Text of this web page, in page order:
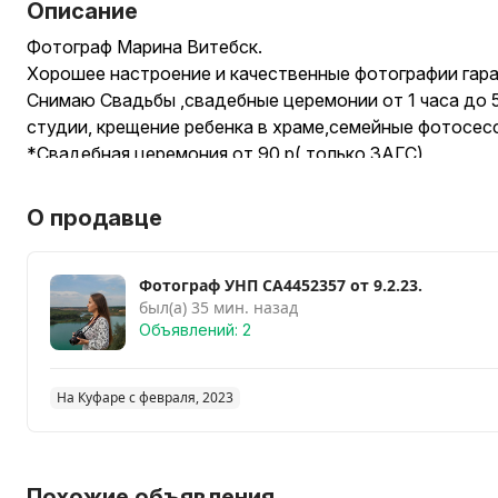
Описание
Фотограф Марина Витебск.
Хорошее настроение и качественные фотографии
Снимаю Свадьбы ,свадебные церемонии от 1 часа до
студии, крещение ребенка в храме,семейные
*Свадебная церемония от 90 р( только ЗАГС)
*Крещение ребенка -130 р.
*Съёмка в студии - бронь и оплата студии за Вами,мои
Съёмка+18 ,Ню- Не фотографирую !!!
Отдаю фото в ретуши в течение 1 недели
виде,облако.При съёмке от 3 часов отдаю "
Снимаю на без зеркальную камеру canon rp,объектив
О продавце
Фотограф УНП СА4452357 от 9.2.23.
был(а) 35 мин. назад
Объявлений: 2
На Куфаре с февраля, 2023